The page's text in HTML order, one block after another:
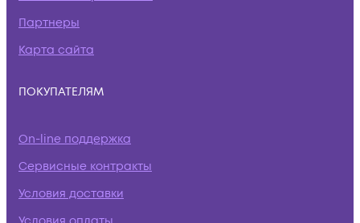
Партнеры
Карта сайта
ПОКУПАТЕЛЯМ
On-line поддержка
Сервисные контракты
Условия доставки